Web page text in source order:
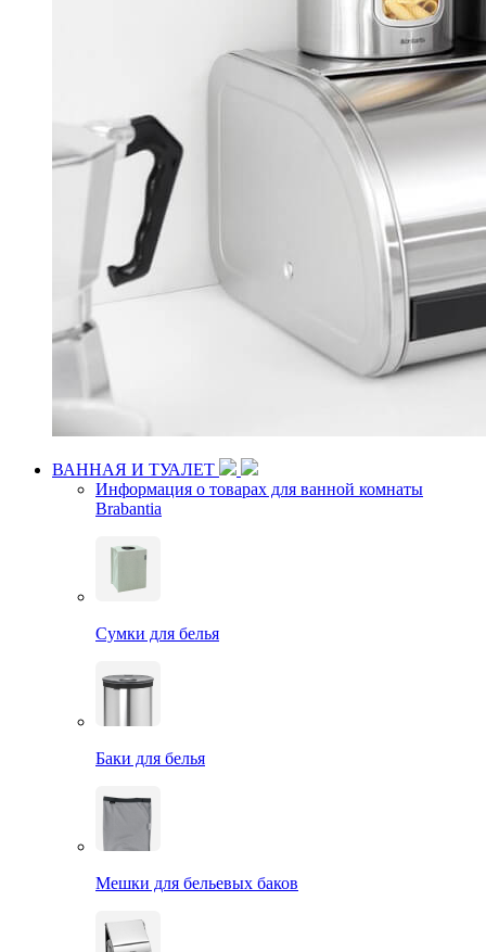
ВАННАЯ И ТУАЛЕТ
Информация о товарах для ванной комнаты
Brabantia
Сумки для белья
Баки для белья
Мешки для бельевых баков